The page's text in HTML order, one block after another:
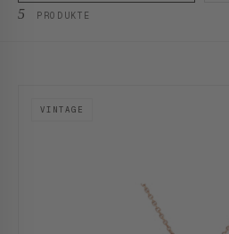
5 PRODUKTE
VINTAGE